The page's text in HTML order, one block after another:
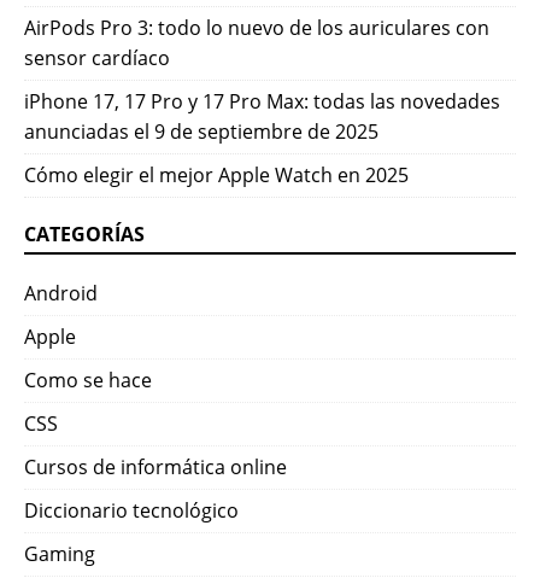
AirPods Pro 3: todo lo nuevo de los auriculares con
sensor cardíaco
iPhone 17, 17 Pro y 17 Pro Max: todas las novedades
anunciadas el 9 de septiembre de 2025
Cómo elegir el mejor Apple Watch en 2025
CATEGORÍAS
Android
Apple
Como se hace
CSS
Cursos de informática online
Diccionario tecnológico
Gaming